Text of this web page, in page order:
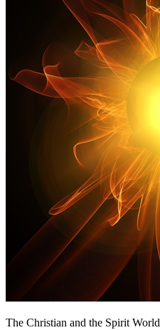
The Christian and the Spirit World